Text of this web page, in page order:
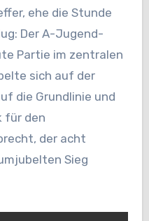
ehe die Stunde
Der A-Jugend-
Partie im zentralen
sich auf der
die Grundlinie und
für den
der acht
Sieg